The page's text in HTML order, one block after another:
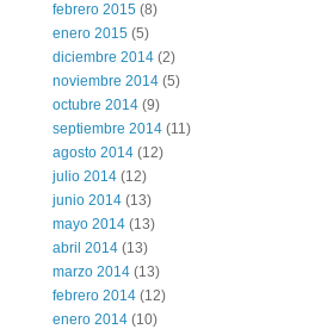
febrero 2015 (8)
enero 2015 (5)
diciembre 2014 (2)
noviembre 2014 (5)
octubre 2014 (9)
septiembre 2014 (11)
agosto 2014 (12)
julio 2014 (12)
junio 2014 (13)
mayo 2014 (13)
abril 2014 (13)
marzo 2014 (13)
febrero 2014 (12)
enero 2014 (10)